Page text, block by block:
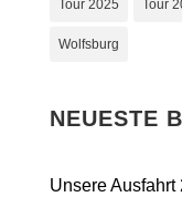
Tour 2025 Tour
Wolfsburg
NEUESTE
Unsere